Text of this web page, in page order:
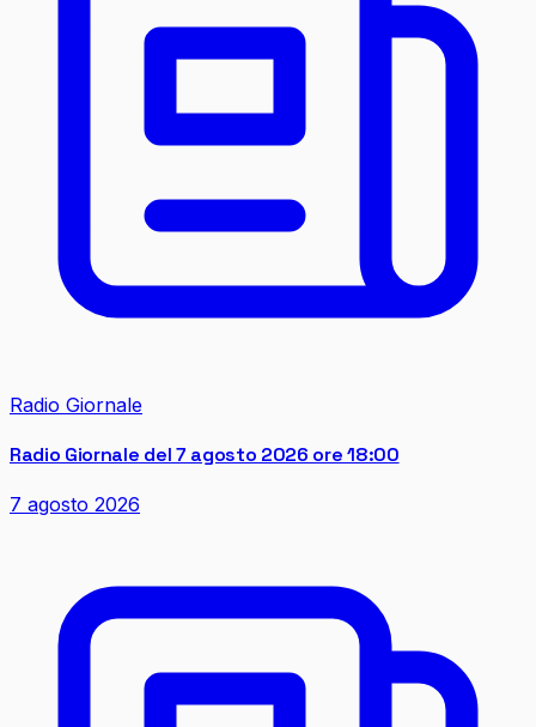
Radio Giornale
Radio Giornale del 7 agosto 2026 ore 18:00
7 agosto 2026